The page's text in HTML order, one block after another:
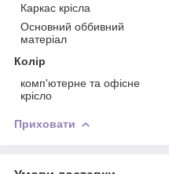
Каркас крісла
Основний оббивний
матеріал
Колір
комп'ютерне та офісне
крісло
Приховати